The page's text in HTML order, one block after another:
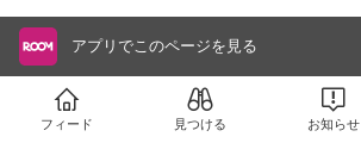
アプリでこのページを見る
フィード 見つける お知らせ